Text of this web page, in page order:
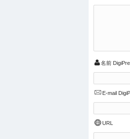
名前
E-mail
URL